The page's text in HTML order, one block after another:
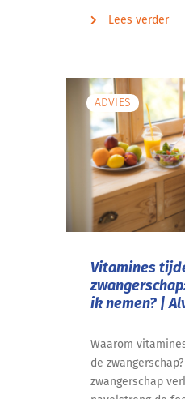
Lees verder
ADVIES
Vitamines
ik nemen? |
Waarom
de
zwangerschap